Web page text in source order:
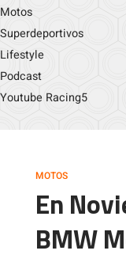
Motos
Superdeportivos
Lifestyle
Podcast
Youtube Racing5
MOTOS
En
BMW